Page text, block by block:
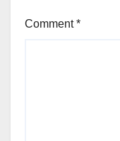
Comment*